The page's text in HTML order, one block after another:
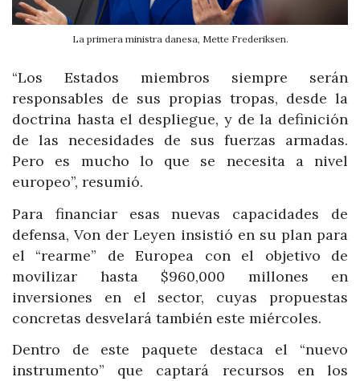
La primera ministra danesa, Mette Frederiksen.
“Los Estados miembros siempre serán
responsables de sus propias tropas, desde la
doctrina hasta el despliegue, y de la definición
de las necesidades de sus fuerzas armadas.
Pero es mucho lo que se necesita a nivel
europeo”, resumió.
Para financiar esas nuevas capacidades de
defensa, Von der Leyen insistió en su plan para
el “rearme” de Europea con el objetivo de
movilizar hasta $960,000 millones en
inversiones en el sector, cuyas propuestas
concretas desvelará también este miércoles.
Dentro de este paquete destaca el “nuevo
instrumento” que captará recursos en los